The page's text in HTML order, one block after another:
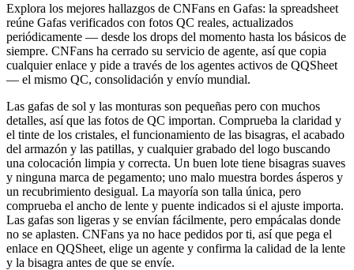
Explora los mejores hallazgos de CNFans en Gafas: la spreadsheet
reúne Gafas verificados con fotos QC reales, actualizados
periódicamente — desde los drops del momento hasta los básicos de
siempre. CNFans ha cerrado su servicio de agente, así que copia
cualquier enlace y pide a través de los agentes activos de QQSheet
— el mismo QC, consolidación y envío mundial.
Las gafas de sol y las monturas son pequeñas pero con muchos
detalles, así que las fotos de QC importan. Comprueba la claridad y
el tinte de los cristales, el funcionamiento de las bisagras, el acabado
del armazón y las patillas, y cualquier grabado del logo buscando
una colocación limpia y correcta. Un buen lote tiene bisagras suaves
y ninguna marca de pegamento; uno malo muestra bordes ásperos y
un recubrimiento desigual. La mayoría son talla única, pero
comprueba el ancho de lente y puente indicados si el ajuste importa.
Las gafas son ligeras y se envían fácilmente, pero empácalas donde
no se aplasten. CNFans ya no hace pedidos por ti, así que pega el
enlace en QQSheet, elige un agente y confirma la calidad de la lente
y la bisagra antes de que se envíe.